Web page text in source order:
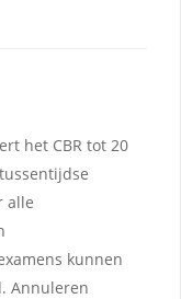
het CBR tot 20
alle
kunnen
Annuleren